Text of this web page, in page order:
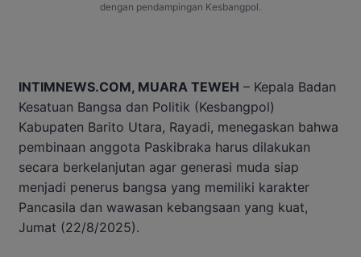
dengan pendampingan Kesbangpol.
INTIMNEWS.COM, MUARA TEWEH – Kepala Badan
Kesatuan Bangsa dan Politik (Kesbangpol)
Kabupaten Barito Utara, Rayadi, menegaskan bahwa
pembinaan anggota Paskibraka harus dilakukan
secara berkelanjutan agar generasi muda siap
menjadi penerus bangsa yang memiliki karakter
Pancasila dan wawasan kebangsaan yang kuat,
Jumat (22/8/2025).